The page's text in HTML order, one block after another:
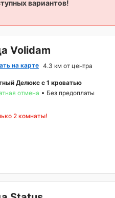
вариантов!
Volidam
на карте 4.3 км от центра
Делюкс с 1 кроватью
отмена
Без предоплаты
2 комнаты!